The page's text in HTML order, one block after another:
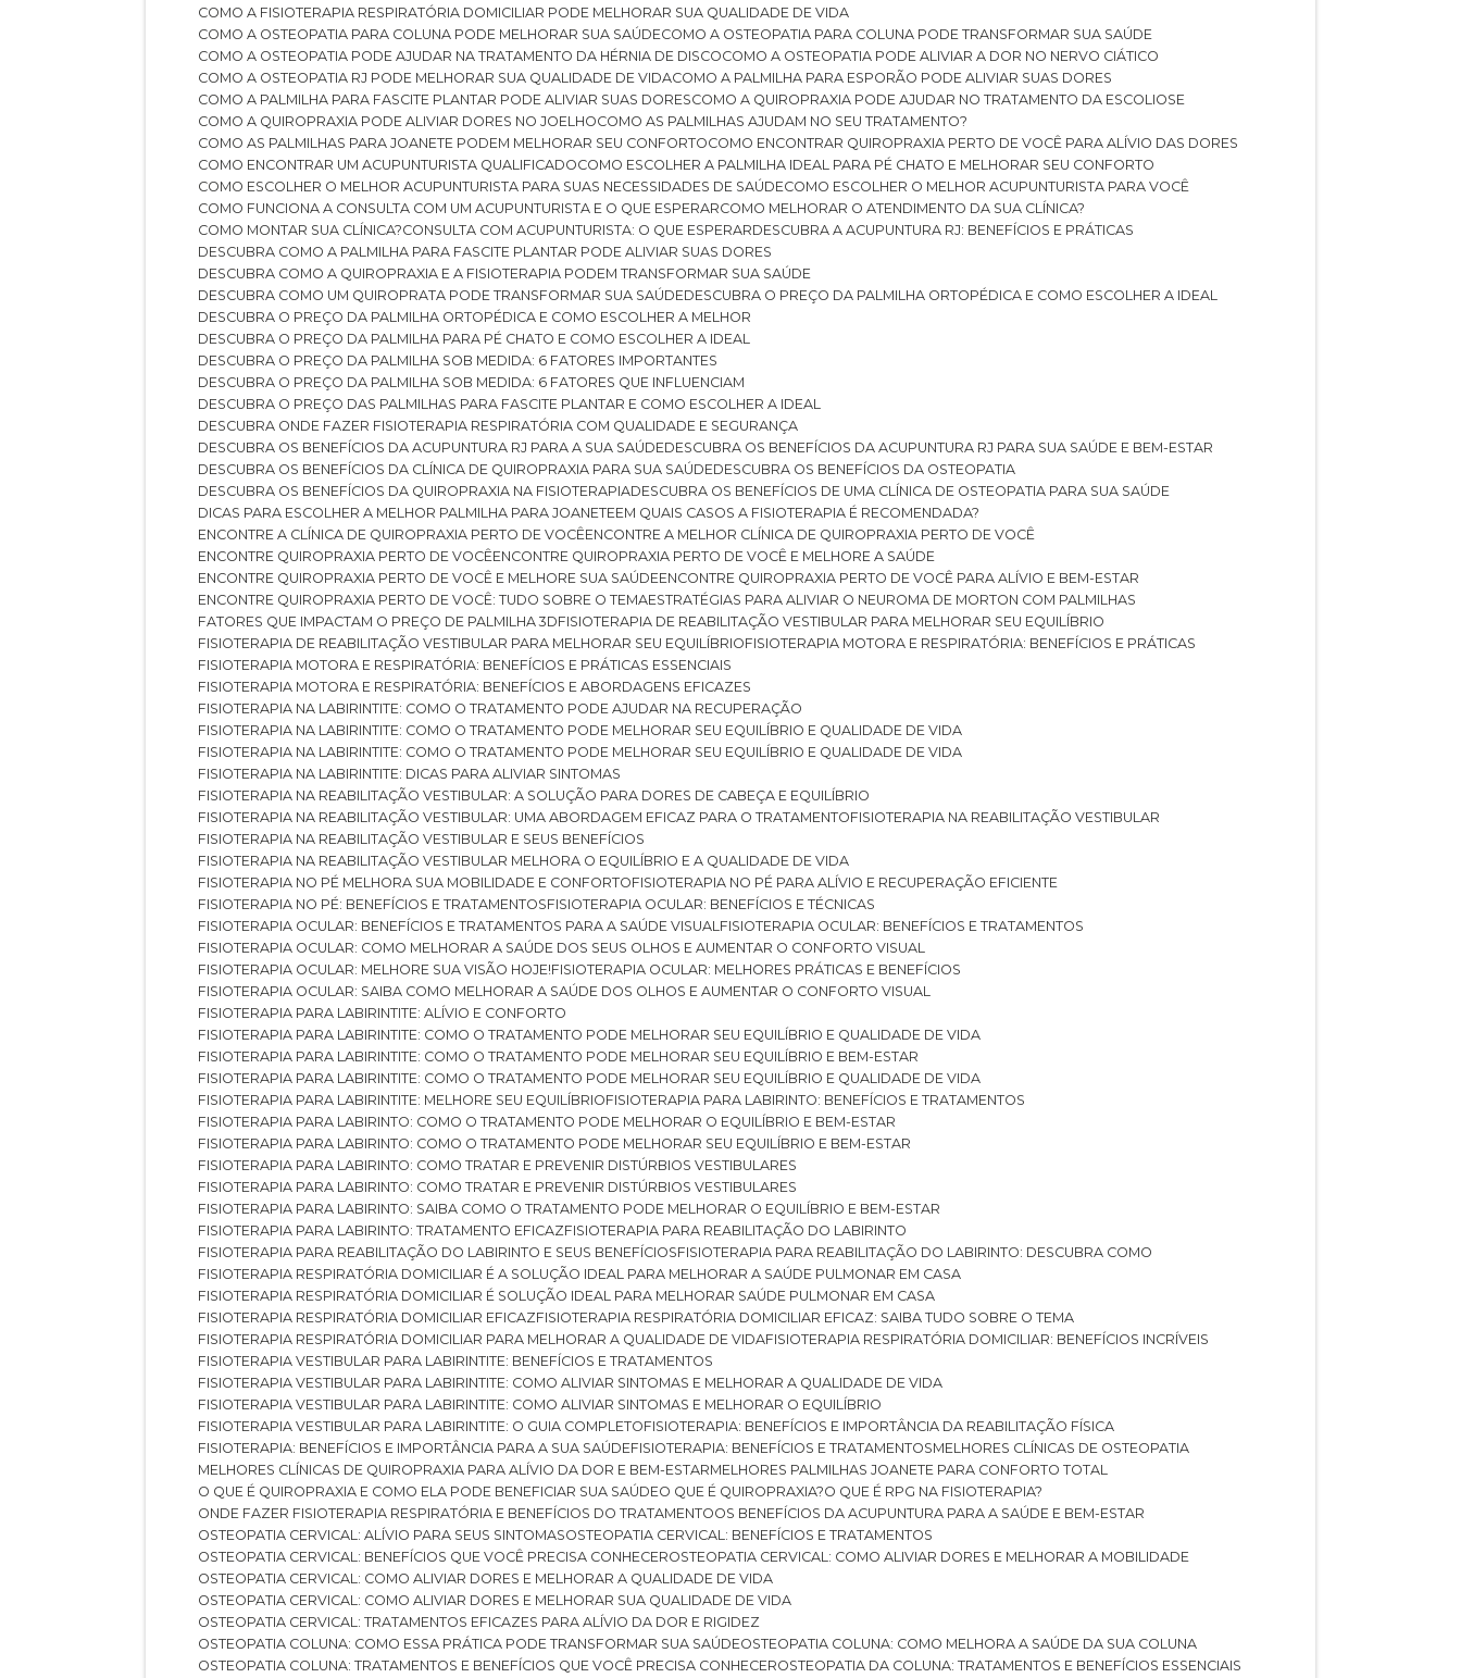
COMO A FISIOTERAPIA RESPIRATÓRIA DOMICILIAR PODE MELHORAR SUA QUALIDADE DE VIDA
COMO A OSTEOPATIA PARA COLUNA PODE MELHORAR SUA SAÚDE
COMO A OSTEOPATIA PARA COLUNA PODE TRANSFORMAR SUA SAÚDE
COMO A OSTEOPATIA PODE AJUDAR NA TRATAMENTO DA HÉRNIA DE DISCO
COMO A OSTEOPATIA PODE ALIVIAR A DOR NO NERVO CIÁTICO
COMO A OSTEOPATIA RJ PODE MELHORAR SUA QUALIDADE DE VIDA
COMO A PALMILHA PARA ESPORÃO PODE ALIVIAR SUAS DORES
COMO A PALMILHA PARA FASCITE PLANTAR PODE ALIVIAR SUAS DORES
COMO A QUIROPRAXIA PODE AJUDAR NO TRATAMENTO DA ESCOLIOSE
COMO A QUIROPRAXIA PODE ALIVIAR DORES NO JOELHO
COMO AS PALMILHAS AJUDAM NO SEU TRATAMENTO?
COMO AS PALMILHAS PARA JOANETE PODEM MELHORAR SEU CONFORTO
COMO ENCONTRAR QUIROPRAXIA PERTO DE VOCÊ PARA ALÍVIO DAS DORES
COMO ENCONTRAR UM ACUPUNTURISTA QUALIFICADO
COMO ESCOLHER A PALMILHA IDEAL PARA PÉ CHATO E MELHORAR SEU CONFORTO
COMO ESCOLHER O MELHOR ACUPUNTURISTA PARA SUAS NECESSIDADES DE SAÚDE
COMO ESCOLHER O MELHOR ACUPUNTURISTA PARA VOCÊ
COMO FUNCIONA A CONSULTA COM UM ACUPUNTURISTA E O QUE ESPERAR
COMO MELHORAR O ATENDIMENTO DA SUA CLÍNICA?
COMO MONTAR SUA CLÍNICA?
CONSULTA COM ACUPUNTURISTA: O QUE ESPERAR
DESCUBRA A ACUPUNTURA RJ: BENEFÍCIOS E PRÁTICAS
DESCUBRA COMO A PALMILHA PARA FASCITE PLANTAR PODE ALIVIAR SUAS DORES
DESCUBRA COMO A QUIROPRAXIA E A FISIOTERAPIA PODEM TRANSFORMAR SUA SAÚDE
DESCUBRA COMO UM QUIROPRATA PODE TRANSFORMAR SUA SAÚDE
DESCUBRA O PREÇO DA PALMILHA ORTOPÉDICA E COMO ESCOLHER A IDEAL
DESCUBRA O PREÇO DA PALMILHA ORTOPÉDICA E COMO ESCOLHER A MELHOR
DESCUBRA O PREÇO DA PALMILHA PARA PÉ CHATO E COMO ESCOLHER A IDEAL
DESCUBRA O PREÇO DA PALMILHA SOB MEDIDA: 6 FATORES IMPORTANTES
DESCUBRA O PREÇO DA PALMILHA SOB MEDIDA: 6 FATORES QUE INFLUENCIAM
DESCUBRA O PREÇO DAS PALMILHAS PARA FASCITE PLANTAR E COMO ESCOLHER A IDEAL
DESCUBRA ONDE FAZER FISIOTERAPIA RESPIRATÓRIA COM QUALIDADE E SEGURANÇA
DESCUBRA OS BENEFÍCIOS DA ACUPUNTURA RJ PARA A SUA SAÚDE
DESCUBRA OS BENEFÍCIOS DA ACUPUNTURA RJ PARA SUA SAÚDE E BEM-ESTAR
DESCUBRA OS BENEFÍCIOS DA CLÍNICA DE QUIROPRAXIA PARA SUA SAÚDE
DESCUBRA OS BENEFÍCIOS DA OSTEOPATIA
DESCUBRA OS BENEFÍCIOS DA QUIROPRAXIA NA FISIOTERAPIA
DESCUBRA OS BENEFÍCIOS DE UMA CLÍNICA DE OSTEOPATIA PARA SUA SAÚDE
DICAS PARA ESCOLHER A MELHOR PALMILHA PARA JOANETE EM QUAIS CASOS A FISIOTERAPIA É RECOMENDADA?
ENCONTRE A CLÍNICA DE QUIROPRAXIA PERTO DE VOCÊ ENCONTRE A MELHOR CLÍNICA DE QUIROPRAXIA PERTO DE VOCÊ
ENCONTRE QUIROPRAXIA PERTO DE VOCÊ ENCONTRE QUIROPRAXIA PERTO DE VOCÊ E MELHORE A SAÚDE
ENCONTRE QUIROPRAXIA PERTO DE VOCÊ E MELHORE SUA SAÚDE ENCONTRE QUIROPRAXIA PERTO DE VOCÊ PARA ALÍVIO E BEM-ESTAR
ENCONTRE QUIROPRAXIA PERTO DE VOCÊ: TUDO SOBRE O TEMA ESTRATÉGIAS PARA ALIVIAR O NEUROMA DE MORTON COM PALMILHAS
FATORES QUE IMPACTAM O PREÇO DE PALMILHA 3D
FISIOTERAPIA DE REABILITAÇÃO VESTIBULAR PARA MELHORAR SEU EQUILÍBRIO
FISIOTERAPIA DE REABILITAÇÃO VESTIBULAR PARA MELHORAR SEU EQUILÍBRIO
FISIOTERAPIA MOTORA E RESPIRATÓRIA: BENEFÍCIOS E PRÁTICAS
FISIOTERAPIA MOTORA E RESPIRATÓRIA: BENEFÍCIOS E PRÁTICAS ESSENCIAIS
FISIOTERAPIA MOTORA E RESPIRATÓRIA: BENEFÍCIOS E ABORDAGENS EFICAZES
FISIOTERAPIA NA LABIRINTITE: COMO O TRATAMENTO PODE AJUDAR NA RECUPERAÇÃO
FISIOTERAPIA NA LABIRINTITE: COMO O TRATAMENTO PODE MELHORAR SEU EQUILÍBRIO E QUALIDADE DE VIDA
FISIOTERAPIA NA LABIRINTITE: COMO O TRATAMENTO PODE MELHORAR SEU EQUILÍBRIO E QUALIDADE DE VIDA
FISIOTERAPIA NA LABIRINTITE: DICAS PARA ALIVIAR SINTOMAS
FISIOTERAPIA NA REABILITAÇÃO VESTIBULAR: A SOLUÇÃO PARA DORES DE CABEÇA E EQUILÍBRIO
FISIOTERAPIA NA REABILITAÇÃO VESTIBULAR: UMA ABORDAGEM EFICAZ PARA O TRATAMENTO
FISIOTERAPIA NA REABILITAÇÃO VESTIBULAR
FISIOTERAPIA NA REABILITAÇÃO VESTIBULAR E SEUS BENEFÍCIOS
FISIOTERAPIA NA REABILITAÇÃO VESTIBULAR MELHORA O EQUILÍBRIO E A QUALIDADE DE VIDA
FISIOTERAPIA NO PÉ MELHORA SUA MOBILIDADE E CONFORTO
FISIOTERAPIA NO PÉ PARA ALÍVIO E RECUPERAÇÃO EFICIENTE
FISIOTERAPIA NO PÉ: BENEFÍCIOS E TRATAMENTOS
FISIOTERAPIA OCULAR: BENEFÍCIOS E TÉCNICAS
FISIOTERAPIA OCULAR: BENEFÍCIOS E TRATAMENTOS PARA A SAÚDE VISUAL FISIOTERAPIA OCULAR: BENEFÍCIOS E TRATAMENTOS
FISIOTERAPIA OCULAR: COMO MELHORAR A SAÚDE DOS SEUS OLHOS E AUMENTAR O CONFORTO VISUAL
FISIOTERAPIA OCULAR: MELHORE SUA VISÃO HOJE! FISIOTERAPIA OCULAR: MELHORES PRÁTICAS E BENEFÍCIOS
FISIOTERAPIA OCULAR: SAIBA COMO MELHORAR A SAÚDE DOS OLHOS E AUMENTAR O CONFORTO VISUAL
FISIOTERAPIA PARA LABIRINTITE: ALÍVIO E CONFORTO
FISIOTERAPIA PARA LABIRINTITE: COMO O TRATAMENTO PODE MELHORAR SEU EQUILÍBRIO E QUALIDADE DE VIDA
FISIOTERAPIA PARA LABIRINTITE: COMO O TRATAMENTO PODE MELHORAR SEU EQUILÍBRIO E BEM-ESTAR
FISIOTERAPIA PARA LABIRINTITE: COMO O TRATAMENTO PODE MELHORAR SEU EQUILÍBRIO E QUALIDADE DE VIDA
FISIOTERAPIA PARA LABIRINTITE: MELHORE SEU EQUILÍBRIO
FISIOTERAPIA PARA LABIRINTO: BENEFÍCIOS E TRATAMENTOS
FISIOTERAPIA PARA LABIRINTO: COMO O TRATAMENTO PODE MELHORAR O EQUILÍBRIO E BEM-ESTAR
FISIOTERAPIA PARA LABIRINTO: COMO O TRATAMENTO PODE MELHORAR SEU EQUILÍBRIO E BEM-ESTAR
FISIOTERAPIA PARA LABIRINTO: COMO TRATAR E PREVENIR DISTÚRBIOS VESTIBULARES
FISIOTERAPIA PARA LABIRINTO: COMO TRATAR E PREVENIR DISTÚRBIOS VESTIBULARES
FISIOTERAPIA PARA LABIRINTO: SAIBA COMO O TRATAMENTO PODE MELHORAR O EQUILÍBRIO E BEM-ESTAR
FISIOTERAPIA PARA LABIRINTO: TRATAMENTO EFICAZ FISIOTERAPIA PARA REABILITAÇÃO DO LABIRINTO
FISIOTERAPIA PARA REABILITAÇÃO DO LABIRINTO E SEUS BENEFÍCIOS
FISIOTERAPIA PARA REABILITAÇÃO DO LABIRINTO: DESCUBRA COMO
FISIOTERAPIA RESPIRATÓRIA DOMICILIAR É A SOLUÇÃO IDEAL PARA MELHORAR A SAÚDE PULMONAR EM CASA
FISIOTERAPIA RESPIRATÓRIA DOMICILIAR É SOLUÇÃO IDEAL PARA MELHORAR SAÚDE PULMONAR EM CASA
FISIOTERAPIA RESPIRATÓRIA DOMICILIAR EFICAZ FISIOTERAPIA RESPIRATÓRIA DOMICILIAR EFICAZ: SAIBA TUDO SOBRE O TEMA
FISIOTERAPIA RESPIRATÓRIA DOMICILIAR PARA MELHORAR A QUALIDADE DE VIDA FISIOTERAPIA RESPIRATÓRIA DOMICILIAR: BENEFÍCIOS INCRÍVEIS
FISIOTERAPIA VESTIBULAR PARA LABIRINTITE: BENEFÍCIOS E TRATAMENTOS
FISIOTERAPIA VESTIBULAR PARA LABIRINTITE: COMO ALIVIAR SINTOMAS E MELHORAR A QUALIDADE DE VIDA
FISIOTERAPIA VESTIBULAR PARA LABIRINTITE: COMO ALIVIAR SINTOMAS E MELHORAR O EQUILÍBRIO
FISIOTERAPIA VESTIBULAR PARA LABIRINTITE: O GUIA COMPLETO
FISIOTERAPIA: BENEFÍCIOS E IMPORTÂNCIA DA REABILITAÇÃO FÍSICA
FISIOTERAPIA: BENEFÍCIOS E IMPORTÂNCIA PARA A SUA SAÚDE FISIOTERAPIA: BENEFÍCIOS E TRATAMENTOS
MELHORES CLÍNICAS DE OSTEOPATIA
MELHORES CLÍNICAS DE QUIROPRAXIA PARA ALÍVIO DA DOR E BEM-ESTAR
MELHORES PALMILHAS JOANETE PARA CONFORTO TOTAL
O QUE É QUIROPRAXIA E COMO ELA PODE BENEFICIAR SUA SAÚDE
O QUE É QUIROPRAXIA?
O QUE É RPG NA FISIOTERAPIA?
ONDE FAZER FISIOTERAPIA RESPIRATÓRIA E BENEFÍCIOS DO TRATAMENTO
OS BENEFÍCIOS DA ACUPUNTURA PARA A SAÚDE E BEM-ESTAR
OSTEOPATIA CERVICAL: ALÍVIO PARA SEUS SINTOMAS
OSTEOPATIA CERVICAL: BENEFÍCIOS E TRATAMENTOS
OSTEOPATIA CERVICAL: BENEFÍCIOS QUE VOCÊ PRECISA CONHECER
OSTEOPATIA CERVICAL: COMO ALIVIAR DORES E MELHORAR A MOBILIDADE
OSTEOPATIA CERVICAL: COMO ALIVIAR DORES E MELHORAR A QUALIDADE DE VIDA
OSTEOPATIA CERVICAL: COMO ALIVIAR DORES E MELHORAR SUA QUALIDADE DE VIDA
OSTEOPATIA CERVICAL: TRATAMENTOS EFICAZES PARA ALÍVIO DA DOR E RIGIDEZ
OSTEOPATIA COLUNA: COMO ESSA PRÁTICA PODE TRANSFORMAR SUA SAÚDE
OSTEOPATIA COLUNA: COMO MELHORA A SAÚDE DA SUA COLUNA
OSTEOPATIA COLUNA: TRATAMENTOS E BENEFÍCIOS QUE VOCÊ PRECISA CONHECER
OSTEOPATIA DA COLUNA: TRATAMENTOS E BENEFÍCIOS ESSENCIAIS